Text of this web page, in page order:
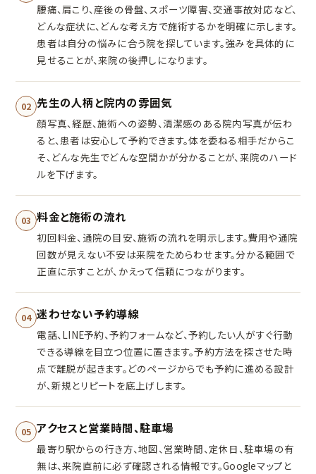
腰痛、肩こり、産後の骨盤、スポーツ障害、交通事故対応など、
どんな症状に、どんな考え方で施術するかを明確に示します。
患者は自分の悩みに合う院を探しています。強みを具体的に
見せることが、来院の後押しになります。
02 先生の人柄と院内の雰囲気
顔写真、経歴、施術への姿勢、清潔感のある院内写真が伝わ
ると、患者は安心して予約できます。体を委ねる相手だからこ
そ、どんな先生でどんな空間かが分かることが、来院のハード
ルを下げます。
03 料金と施術の流れ
初回料金、通院の目安、施術の流れを明示します。費用や通院
回数が見えない不安は来院をためらわせます。分かる範囲で
正直に示すことが、かえって信頼につながります。
04 迷わせない予約導線
電話、LINE予約、予約フォームなど、予約したい人がすぐ行動
できる導線を目立つ位置に置きます。予約方法を探させた時
点で離脱が起きます。どのページからでも予約に進める設計
が、新規とリピートを底上げします。
05 アクセスと営業時間、駐車場
最寄り駅からの行き方、地図、営業時間、定休日、駐車場の有
無は、来院直前に必ず確認される情報です。Googleマップと